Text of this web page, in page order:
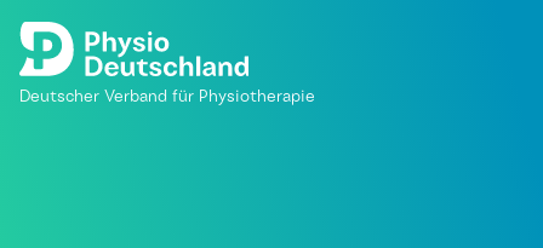
Deutscher Verband für Physiotherapie